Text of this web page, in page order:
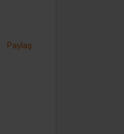
Paylaş